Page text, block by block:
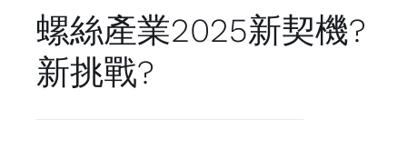
About Us
螺絲產業2025新契機?
新挑戰?